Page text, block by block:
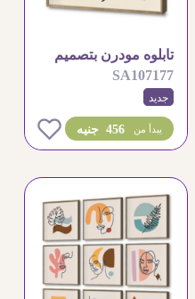
تابلوه مودرن بتصميم
وجه تجريدي مميز
SA107177
جديد
456 جنيه يبدأ من